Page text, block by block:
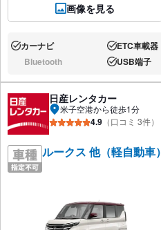
画像を見る
あり:カーナビ あり:ETC車載器
なし:Bluetooth あり:USB端子
日産レンタカー
米子空港から徒歩1分
4.9 （口コミ 3件）
ルークス 他（軽自動車）